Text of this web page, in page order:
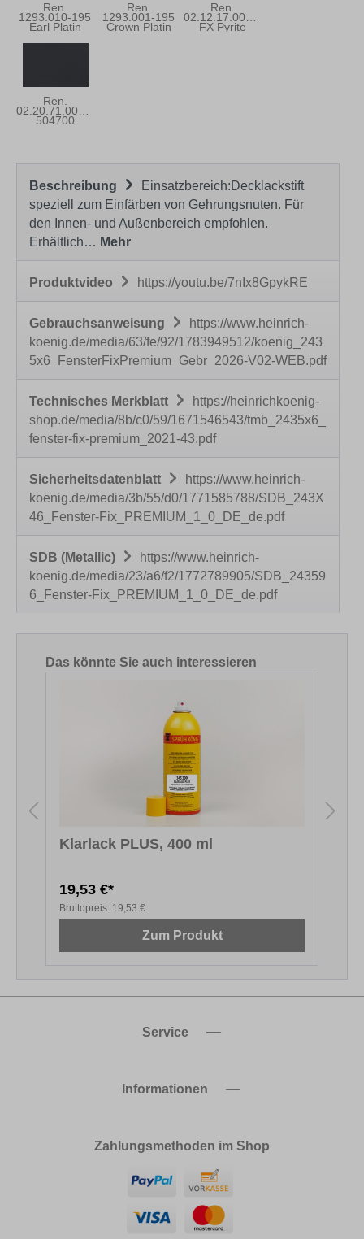
Ren.
1293.010-195
Earl Platin
Ren.
1293.001-195
Crown Platin
Ren.
02.12.17.000001
FX Pyrite
Ren.
02.20.71.000001-
504700
Beschreibung
Einsatzbereich:Decklackstift
speziell zum Einfärben von Gehrungsnuten. Für
den Innen- und Außenbereich empfohlen.
Erhältlich… Mehr
Produktvideo https://youtu.be/7nIx8GpykRE
Gebrauchsanweisung
https://www.heinrich-
koenig.de/media/63/fe/92/1783949512/koenig_243
5x6_FensterFixPremium_Gebr_2026-V02-WEB.pdf
Technisches Merkblatt
https://heinrichkoenig-
shop.de/media/8b/c0/59/1671546543/tmb_2435x6_
fenster-fix-premium_2021-43.pdf
Sicherheitsdatenblatt
https://www.heinrich-
koenig.de/media/3b/55/d0/1771585788/SDB_243X
46_Fenster-Fix_PREMIUM_1_0_DE_de.pdf
SDB (Metallic)
https://www.heinrich-
koenig.de/media/23/a6/f2/1772789905/SDB_24359
6_Fenster-Fix_PREMIUM_1_0_DE_de.pdf
Produktgalerie überspringen
Das könnte Sie auch interessieren
Klarlack PLUS, 400 ml
19,53 €*
Bruttopreis: 19,53 €
Zum Produkt
Service
Informationen
Zahlungsmethoden im Shop